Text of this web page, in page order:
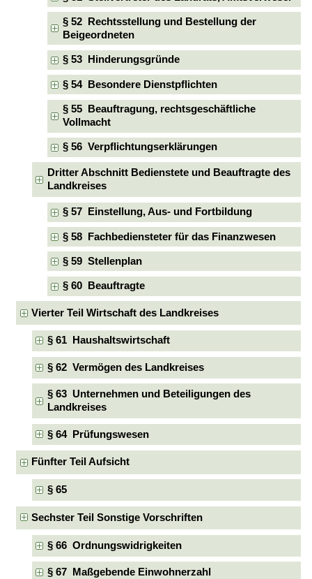
§ 52 Rechtsstellung und Bestellung der
Beigeordneten
§ 53 Hinderungsgründe
§ 54 Besondere Dienstpflichten
§ 55 Beauftragung, rechtsgeschäftliche
Vollmacht
§ 56 Verpflichtungserklärungen
Dritter Abschnitt Bedienstete und Beauftragte des
Landkreises
§ 57 Einstellung, Aus- und Fortbildung
§ 58 Fachbediensteter für das Finanzwesen
§ 59 Stellenplan
§ 60 Beauftragte
Vierter Teil Wirtschaft des Landkreises
§ 61 Haushaltswirtschaft
§ 62 Vermögen des Landkreises
§ 63 Unternehmen und Beteiligungen des
Landkreises
§ 64 Prüfungswesen
Fünfter Teil Aufsicht
§ 65
Sechster Teil Sonstige Vorschriften
§ 66 Ordnungswidrigkeiten
§ 67 Maßgebende Einwohnerzahl